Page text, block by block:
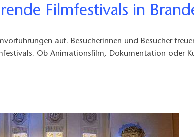
Filmfestivals in
auf. Besucherinnen und Besucher
Ob Animationsfilm, Dokumentation oder